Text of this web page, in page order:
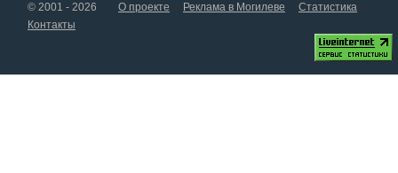
© 2001 - 2026 О проекте Реклама в Могилеве
Статистика
Контакты